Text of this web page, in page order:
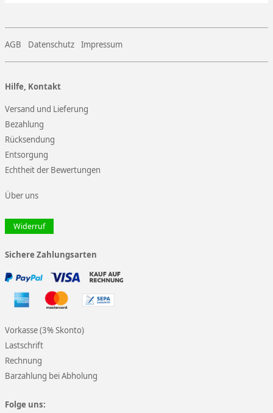
AGB Datenschutz Impressum
Hilfe, Kontakt
Versand und Lieferung
Bezahlung
Rücksendung
Entsorgung
Echtheit der Bewertungen
Über uns
Widerruf
Sichere Zahlungsarten
Vorkasse (3% Skonto)
Lastschrift
Rechnung
Barzahlung bei Abholung
Folge uns: